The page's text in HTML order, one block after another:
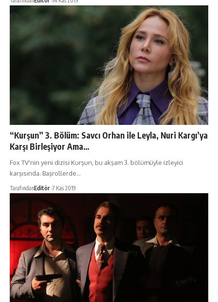
“Kurşun” 3. Bölüm: Savcı Orhan ile Leyla, Nuri Kargı’ya
Karşı Birleşiyor Ama…
Fox TV'nin yeni dizisi Kurşun, bu akşam 3. bölümüyle izleyici
karşısında. Başrollerde…
TarafındanEditör 7 Kas 2019